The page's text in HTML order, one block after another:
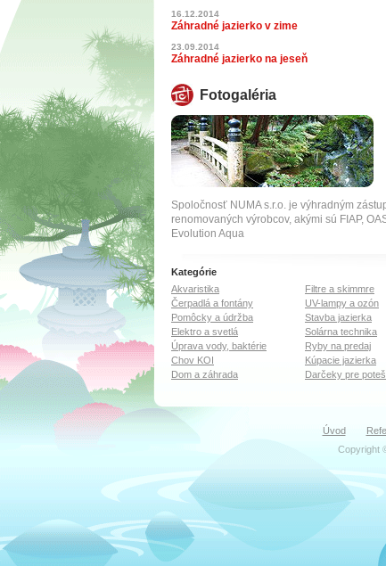
16.12.2014
Záhradné jazierko v zime
23.09.2014
Záhradné jazierko na jeseň
Fotogaléria
Spoločnosť NUMA s.r.o. je výhradným
renomovaných výrobcov, akými sú FIAP,
Evolution Aqua
Kategórie
Akvaristika
Filtre a skimmre
Čerpadlá a fontány
UV-lampy a ozón
Pomôcky a údržba
Stavba jazierka
Elektro a svetlá
Solárna technika
Úprava vody, baktérie
Ryby na predaj
Chov KOI
Kúpacie jazierka
Dom a záhrada
Darčeky pre
Úvod
Copyright